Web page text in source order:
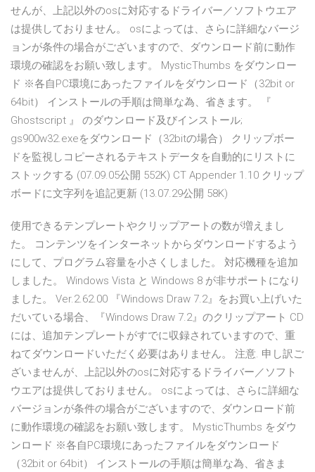
せんが、上記以外のosに対応するドライバー／ソフトウエア
は提供しておりません。 osによっては、さらに詳細なバージ
ョンが条件の場合がございますので、ダウンロード前に動作
環境の確認をお願い致します。 MysticThumbs をダウンロー
ド ※各自PC環境にあったファイルをダウンロード（32bit or
64bit） インストールの手順は簡単な為、省きます。 『
Ghostscript 』 のダウンロード及びインストール;
gs900w32.exeをダウンロード（32bitの場合） クリップボー
ドを監視しコピーされるテキストデータを自動的にリストに
ストックする (07.09.05公開 552K) CT Appender 1.10 クリップ
ボードに文字列を追記更新 (13.07.29公開 58K)
使用できるテンプレートやクリップアートの数が増えまし
た。 コンテンツをインターネットからダウンロードするよう
にして、プログラム容量を小さくしました。 対応機種を追加
しました。 Windows Vista と Windows 8 が非サポートになり
ました。 Ver.2.62.00 『Windows Draw 7.2』をお買い上げいた
だいている場合、『Windows Draw 7.2』のクリップアート CD
には、追加テンプレートがすでに収録されていますので、重
ねてダウンロードいただく必要はありません。 注意. 申し訳ご
ざいませんが、上記以外のosに対応するドライバー／ソフト
ウエアは提供しておりません。 osによっては、さらに詳細な
バージョンが条件の場合がございますので、ダウンロード前
に動作環境の確認をお願い致します。 MysticThumbs をダウ
ンロード ※各自PC環境にあったファイルをダウンロード
（32bit or 64bit） インストールの手順は簡単な為、省きま